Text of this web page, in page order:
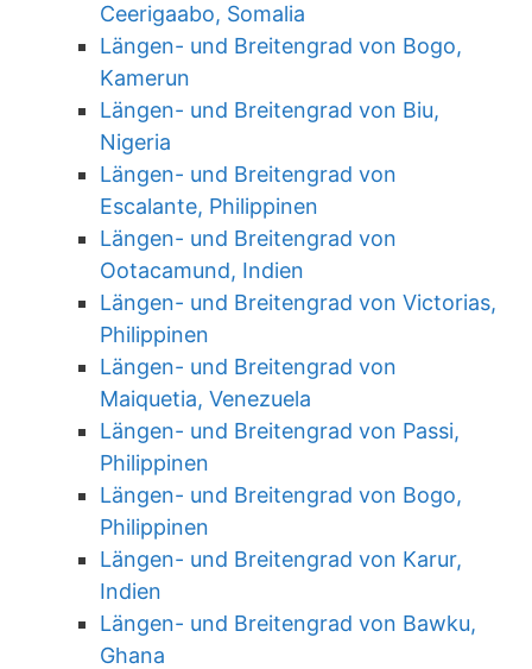
Ceerigaabo, Somalia
Längen- und Breitengrad von Bogo,
Kamerun
Längen- und Breitengrad von Biu,
Nigeria
Längen- und Breitengrad von
Escalante, Philippinen
Längen- und Breitengrad von
Ootacamund, Indien
Längen- und Breitengrad von Victorias,
Philippinen
Längen- und Breitengrad von
Maiquetia, Venezuela
Längen- und Breitengrad von Passi,
Philippinen
Längen- und Breitengrad von Bogo,
Philippinen
Längen- und Breitengrad von Karur,
Indien
Längen- und Breitengrad von Bawku,
Ghana